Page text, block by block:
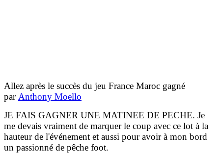
Allez après le succès du jeu France Maroc gagné
par Anthony Moello
JE FAIS GAGNER UNE MATINEE DE PECHE. Je
me devais vraiment de marquer le coup avec ce lot à la
hauteur de l'événement et aussi pour avoir à mon bord
un passionné de pêche foot.